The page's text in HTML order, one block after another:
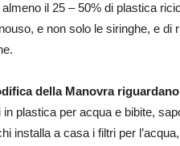
il 25 – 50% di plastica
e non solo le siringhe, e di
della Manovra
plastica per acqua e bibite,
installa a casa i filtri per